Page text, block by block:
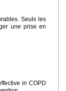
Seuls les
une prise en
in COPD